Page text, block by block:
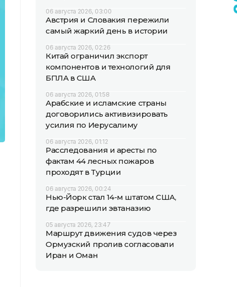
06 августа 2026, 03:00
Австрия и Словакия пережили
самый жаркий день в истории
06 августа 2026, 02:26
Китай ограничил экспорт
компонентов и технологий для
БПЛА в США
06 августа 2026, 01:58
Арабские и исламские страны
договорились активизировать
усилия по Иерусалиму
06 августа 2026, 01:12
Расследования и аресты по
фактам 44 лесных пожаров
проходят в Турции
06 августа 2026, 00:24
Нью-Йорк стал 14-м штатом США,
где разрешили эвтаназию
05 августа 2026, 23:47
Маршрут движения судов через
Ормузский пролив согласовали
Иран и Оман